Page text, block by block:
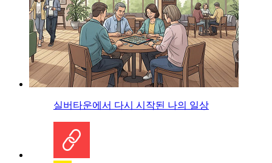
실버타운에서 다시 시작된 나의 일상